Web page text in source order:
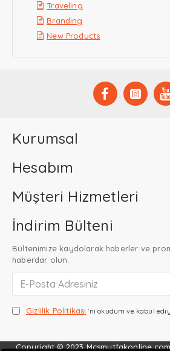
Traveling
Branding
New Products
Kurumsal
Hesabım
Müşteri Hizmetleri
İndirim Bülteni
Bültenimize kaydolarak haberler ve
haberdar olun.
Gizlilik Politikası 'ni okudum ve kabul
Copyright © 2023 Mcsmutfakonline.com